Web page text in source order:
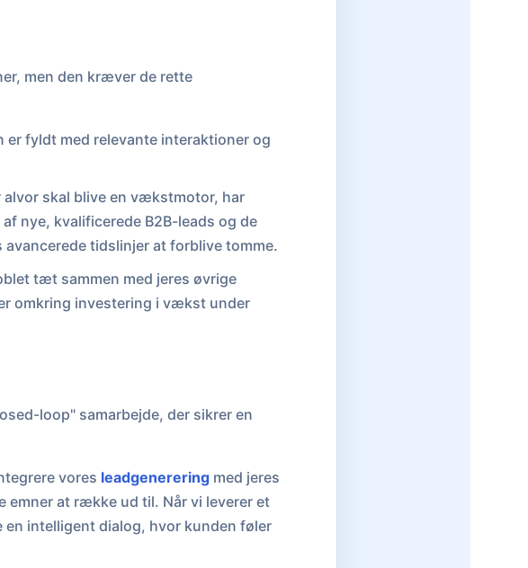
men den kræver de rette
fyldt med relevante interaktioner og
skal blive en vækstmotor, har
nye, kvalificerede B2B-leads og de
tidslinjer at forblive tomme.
tæt sammen med jeres øvrige
omkring investering i vækst under
loop" samarbejde, der sikrer en
vores leadgenereringmed jeres
emner at række ud til. Når vi leverer et
intelligent dialog, hvor kunden føler